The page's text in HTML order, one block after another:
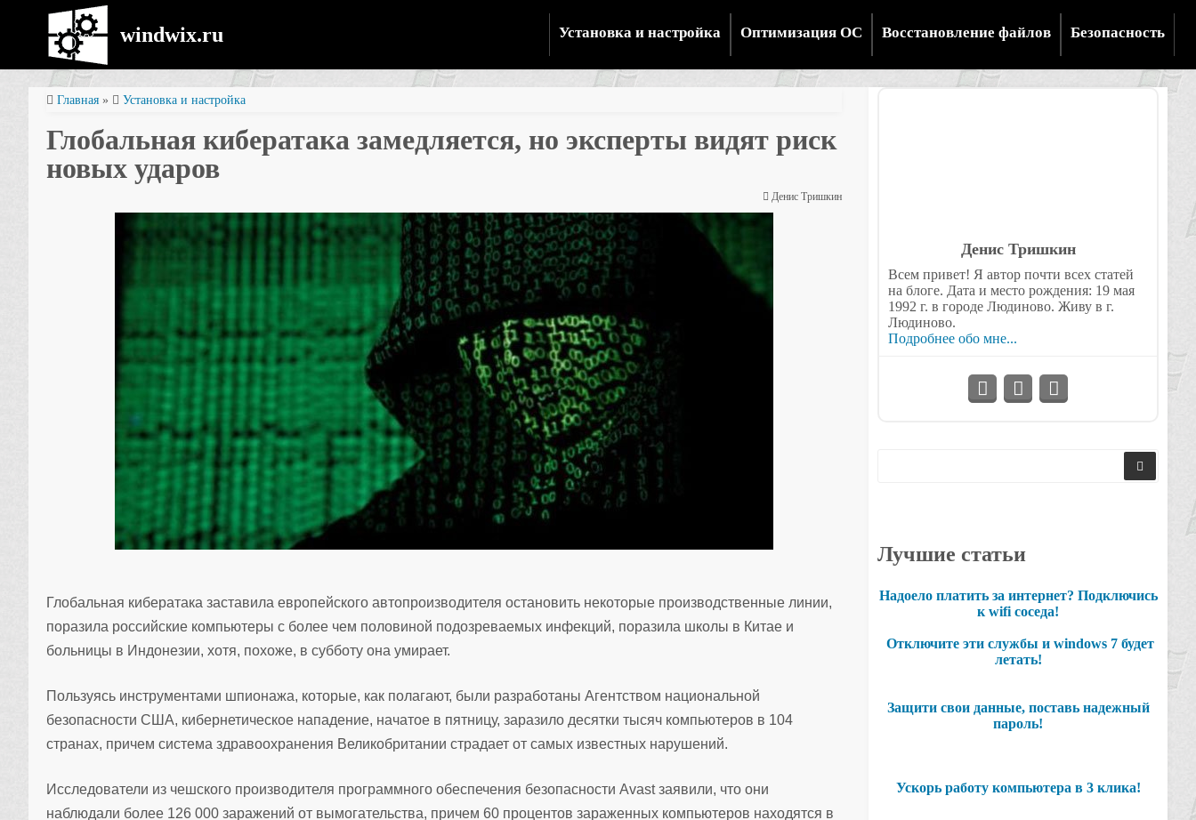
windwix.ru Установка и настройка Оптимизация ОС Восстановление файлов Безопасность
Главная » Установка и настройка
Глобальная кибератака замедляется, но эксперты видят риск
новых ударов
Денис Тришкин
Глобальная кибератака заставила европейского автопроизводителя остановить некоторые производственные линии,
поразила российские компьютеры с более чем половиной подозреваемых инфекций, поразила школы в Китае и
больницы в Индонезии, хотя, похоже, в субботу она умирает.
Пользуясь инструментами шпионажа, которые, как полагают, были разработаны Агентством национальной
безопасности США, кибернетическое нападение, начатое в пятницу, заразило десятки тысяч компьютеров в 104
странах, причем система здравоохранения Великобритании страдает от самых известных нарушений.
Исследователи из чешского производителя программного обеспечения безопасности Avast заявили, что они
наблюдали более 126 000 заражений от вымогательства, причем 60 процентов зараженных компьютеров находятся в
Денис Тришкин
Всем привет! Я автор почти всех статей
на блоге. Дата и место рождения: 19 мая
1992 г. в городе Людиново. Живу в г.
Людиново.
Подробнее обо мне...
Лучшие статьи
Надоело платить за интернет? Подключись
к wifi соседа!
Отключите эти службы и windows 7 будет
летать!
Защити свои данные, поставь надежный
пароль!
Ускорь работу компьютера в 3 клика!